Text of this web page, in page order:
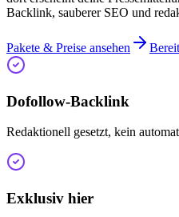
Backlink, sauberer SEO und
Pakete & Preise ansehen
Dofollow-Backlink
Redaktionell gesetzt, kein
Exklusiv hier